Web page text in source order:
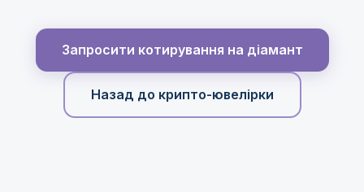
Запросити котирування на діамант
Назад до крипто-ювелірки